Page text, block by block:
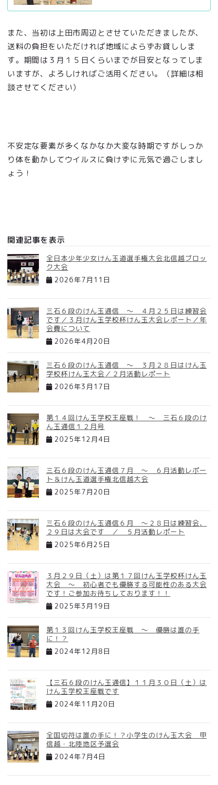
また、当初は上田市周辺とさせていただきましたが、
送料の負担をいただければ地域によらずお貸ししま
す。期間は３月１５日くらいまでが目安となってしま
いますが、よろしければご活用ください。（詳細は相
談させてください）
不安定な要素が多くなかなか大変な時期ですがしっか
り体を動かしてウイルスに負けずに元気で過ごしまし
ょう！
関連記事を表示
全日本少年少女けん玉道選手権大会北信越ブロッ
ク大会
2026年7月11日
三石６段のけん玉通信 ～ ４月２５日は練習会
です／３月けん玉学校杯けん玉大会レポート／年
会費について
2026年4月20日
三石６段のけん玉通信 ～ ３月２８日はけん玉
学校杯けん玉大会／２月活動レポート
2026年3月17日
第１４回けん玉学校王座戦！ ～ 三石６段のけ
ん玉通信１２月号
2025年12月4日
三石６段のけん玉通信７月 ～ ６月活動レポー
ト＆けん玉道選手権北信越大会
2025年7月20日
三石６段のけん玉通信６月 ～２８日は練習会、
２９日は大会です ／ ５月活動レポート
2025年6月25日
３月２９日（土）は第１７回けん玉学校杯けん玉
大会 ～ 初心者でも優勝する可能性のある大会
です！ご参加お待ちしております！！
2025年3月19日
第１３回けん玉学校王座戦 ～ 優勝は誰の手
に！？
2024年12月8日
【三石６段のけん玉通信】１１月３０日（土）は
けん玉学校王座戦です
2024年11月20日
全国切符は誰の手に！？小学生のけん玉大会 甲
信越・北陸地区予選会
2024年7月4日